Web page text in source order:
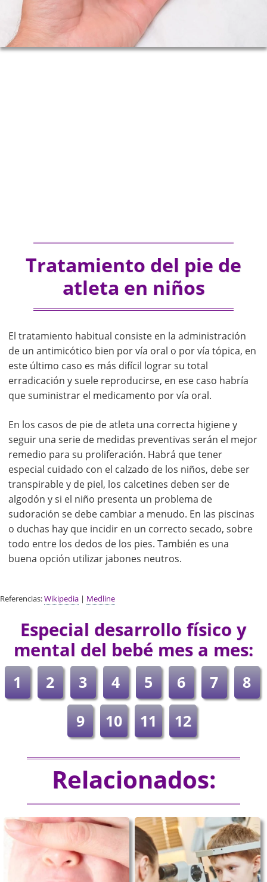
Tratamiento del pie de
atleta en niños
El tratamiento habitual consiste en la administración
de un antimicótico bien por vía oral o por vía tópica, en
este último caso es más difícil lograr su total
erradicación y suele reproducirse, en ese caso habría
que suministrar el medicamento por vía oral.
En los casos de pie de atleta una correcta higiene y
seguir una serie de medidas preventivas serán el mejor
remedio para su proliferación. Habrá que tener
especial cuidado con el calzado de los niños, debe ser
transpirable y de piel, los calcetines deben ser de
algodón y si el niño presenta un problema de
sudoración se debe cambiar a menudo. En las piscinas
o duchas hay que incidir en un correcto secado, sobre
todo entre los dedos de los pies. También es una
buena opción utilizar jabones neutros.
Referencias:Wikipedia | Medline
Especial desarrollo físico y
mental del bebé mes a mes:
1 2 3 4 5 6 7
8
9
10 11 12
Relacionados: